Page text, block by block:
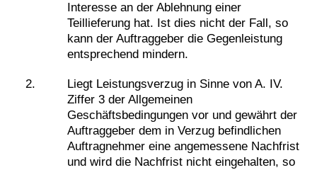
Interesse an der Ablehnung einer
Teillieferung hat. Ist dies nicht der Fall, so
kann der Auftraggeber die Gegenleistung
entsprechend mindern.
Liegt Leistungsverzug in Sinne von A. IV.
Ziffer 3 der Allgemeinen
Geschäftsbedingungen vor und gewährt der
Auftraggeber dem in Verzug befindlichen
Auftragnehmer eine angemessene Nachfrist
und wird die Nachfrist nicht eingehalten, so